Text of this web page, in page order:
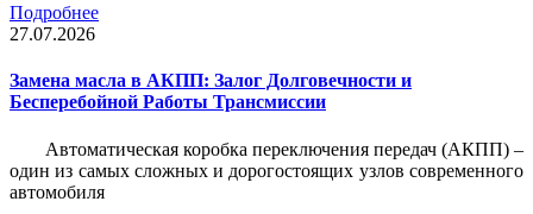
Подробнее
27.07.2026
Замена масла в АКПП: Залог Долговечности и
Бесперебойной Работы Трансмиссии
Автоматическая коробка переключения передач (АКПП) –
один из самых сложных и дорогостоящих узлов современного
автомобиля